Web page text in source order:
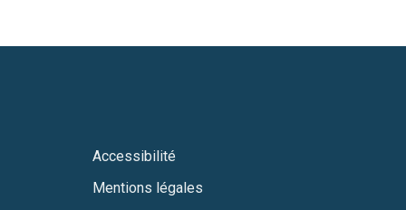
Accessibilité
Mentions légales